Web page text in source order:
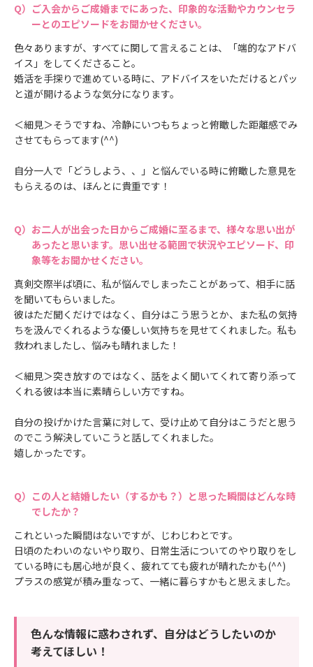
ご入会からご成婚までにあった、印象的な活動やカウンセラ
ーとのエピソードをお聞かせください。
色々ありますが、すべてに関して言えることは、「端的なアドバ
イス」をしてくださること。
婚活を手探りで進めている時に、アドバイスをいただけるとパッ
と道が開けるような気分になります。
＜細見＞そうですね、冷静にいつもちょっと俯瞰した距離感でみ
させてもらってます(^^)
自分一人で「どうしよう、、」と悩んでいる時に俯瞰した意見を
もらえるのは、ほんとに貴重です！
お二人が出会った日からご成婚に至るまで、様々な思い出が
あったと思います。思い出せる範囲で状況やエピソード、印
象等をお聞かせください。
真剣交際半ば頃に、私が悩んでしまったことがあって、相手に話
を聞いてもらいました。
彼はただ聞くだけではなく、自分はこう思うとか、また私の気持
ちを汲んでくれるような優しい気持ちを見せてくれました。私も
救われましたし、悩みも晴れました！
＜細見＞突き放すのではなく、話をよく聞いてくれて寄り添って
くれる彼は本当に素晴らしい方ですね。
自分の投げかけた言葉に対して、受け止めて自分はこうだと思う
のでこう解決していこうと話してくれました。
嬉しかったです。
この人と結婚したい（するかも？）と思った瞬間はどんな時
でしたか？
これといった瞬間はないですが、じわじわとです。
日頃のたわいのないやり取り、日常生活についてのやり取りをし
ている時にも居心地が良く、疲れてても疲れが晴れたかも(^^)
プラスの感覚が積み重なって、一緒に暮らすかもと思えました。
色んな情報に惑わされず、自分はどうしたいのか
考えてほしい！